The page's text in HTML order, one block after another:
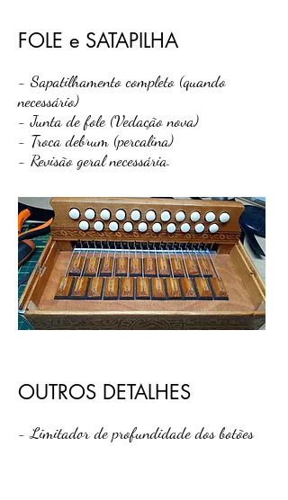
FOLE e SATAPILHA
- Sapatilhamento completo (quando
necessário)
- Junta de fole (Vedação nova)
- Troca debrum (percalina)
- Revisão geral necessária.
OUTROS DETALHES
- Limitador de profundidade dos botões